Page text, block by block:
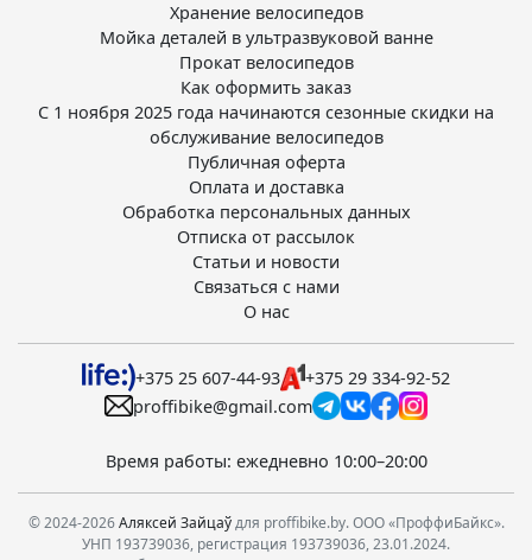
Хранение велосипедов
Мойка деталей в ультразвуковой ванне
Прокат велосипедов
Как оформить заказ
С 1 ноября 2025 года начинаются сезонные скидки на
обслуживание велосипедов
Публичная оферта
Оплата и доставка
Обработка персональных данных
Отписка от рассылок
Статьи и новости
Связаться с нами
О нас
+375 25 607-44-93
+375 29 334-92-52
proffibike@gmail.com
Время работы: ежедневно 10:00–20:00
© 2024-2026Аляксей Зайцаўдля proffibike.by. ООО «ПроффиБайкс».
УНП 193739036, регистрация 193739036, 23.01.2024.